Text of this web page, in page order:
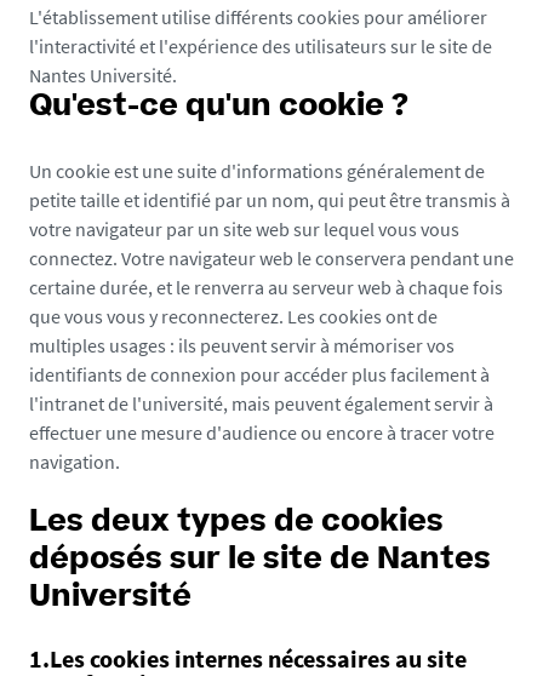
L'établissement utilise différents cookies pour améliorer
l'interactivité et l'expérience des utilisateurs sur le site de
Nantes Université.
Qu'est-ce qu'un cookie ?
Un cookie est une suite d'informations généralement de
petite taille et identifié par un nom, qui peut être transmis à
votre navigateur par un site web sur lequel vous vous
connectez. Votre navigateur web le conservera pendant une
certaine durée, et le renverra au serveur web à chaque fois
que vous vous y reconnecterez. Les cookies ont de
multiples usages : ils peuvent servir à mémoriser vos
identifiants de connexion pour accéder plus facilement à
l'intranet de l'université, mais peuvent également servir à
effectuer une mesure d'audience ou encore à tracer votre
navigation.
Les deux types de cookies
déposés sur le site de Nantes
Université
1.Les cookies internes nécessaires au site